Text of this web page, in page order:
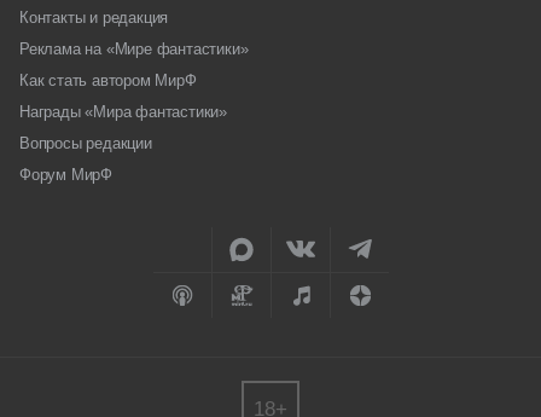
Контакты и редакция
Реклама на «Мире фантастики»
Как стать автором МирФ
Награды «Мира фантастики»
Вопросы редакции
Форум МирФ
18+